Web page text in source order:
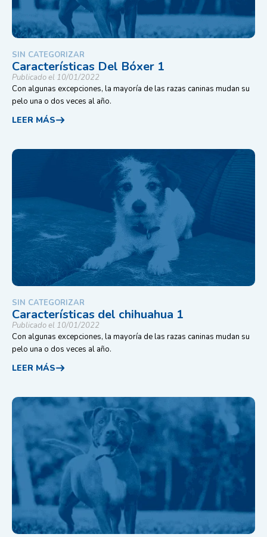
SIN CATEGORIZAR
Características Del Bóxer 1
Publicado el 10/01/2022
Con algunas excepciones, la mayoría de las razas caninas mudan su
pelo una o dos veces al año.
LEER MÁS
SIN CATEGORIZAR
Características del chihuahua 1
Publicado el 10/01/2022
Con algunas excepciones, la mayoría de las razas caninas mudan su
pelo una o dos veces al año.
LEER MÁS